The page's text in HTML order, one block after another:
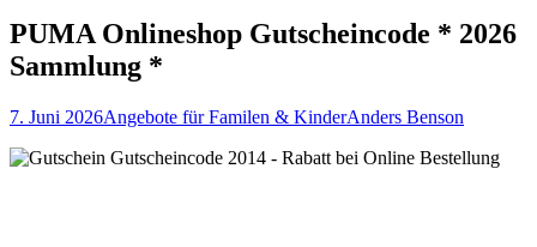
PUMA Onlineshop Gutscheincode * 2026
Sammlung *
7. Juni 2026Angebote für Familen & KinderAnders Benson